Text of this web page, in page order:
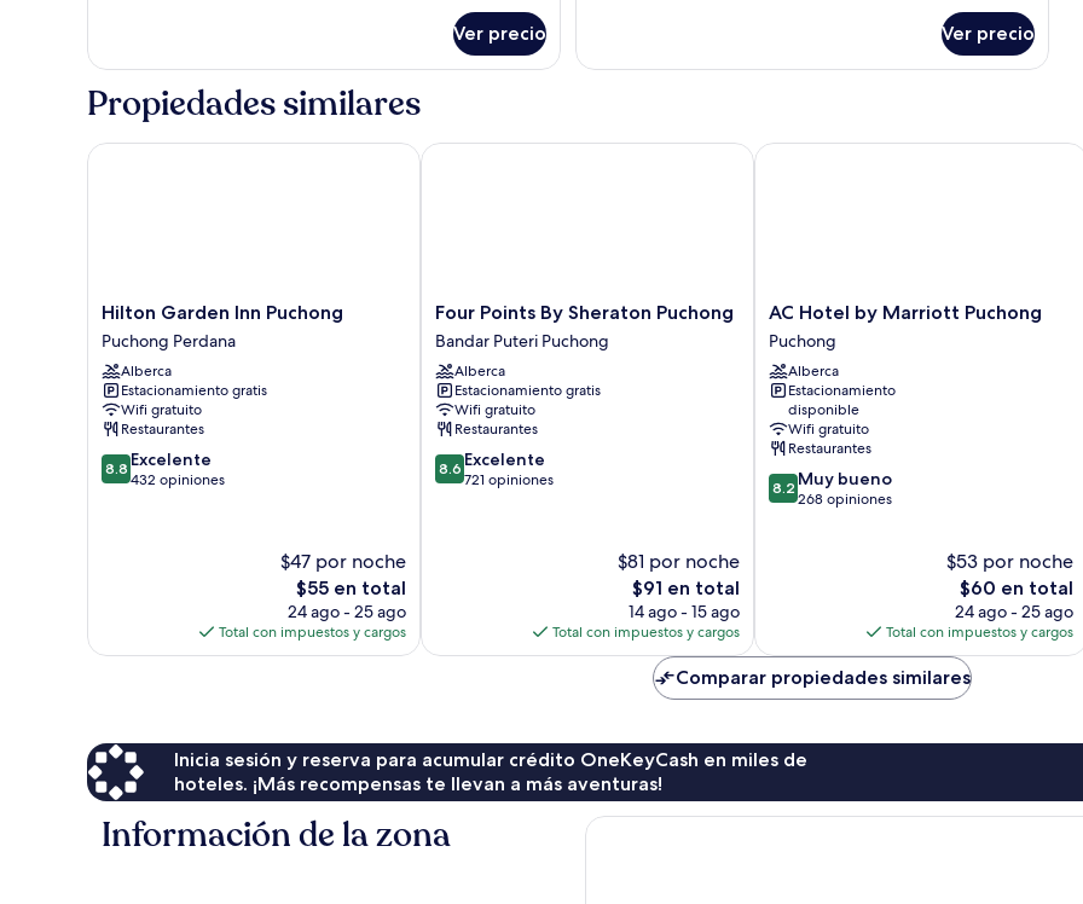
smoking
Room
Non
smoking
Ver precio
Deluxe
Ver precio
Propiedades similares
Hilton
Garden
Inn
Puchong
Puchong
Perdana
Hilton Garden Inn Puchong
Puchong Perdana
Alberca
Estacionamiento gratis
Wifi gratuito
Restaurantes
8.8
de
8.8 Excelente
432 opiniones
$47 por noche
El
precio
actual
es
$55 en total
24 ago - 25 ago
Total con impuestos y cargos
Hilton Garden Inn Puchong
Four
Points
By
Sheraton
Puchong
Bandar
Puteri
Puchong
Four Points By Sheraton Puchong
Bandar Puteri Puchong
Alberca
Estacionamiento gratis
Wifi gratuito
Restaurantes
8.6
de
8.6 Excelente
721 opiniones
$81 por noche
El
precio
actual
es
$91
$91 en total
14 ago - 15 ago
Total con impuestos y cargos
Four Points By Sheraton Puchong
AC
Hotel
by
Marriott
Puchong
Puchong
AC Hotel by Marriott Puchong
Puchong
Alberca
Estacionamiento
disponible
Wifi gratuito
Restaurantes
8.2
de
8.2 Muy bueno
268 opiniones
$53 por noche
El
precio
actual
es
de
$60
$60 en total
24 ago - 25 ago
Total con impuestos y cargos
AC Hotel by Marriott Puchong
Comparar propiedades similares
Inicia sesión y reserva para acumular crédito OneKeyCash en miles de
hoteles. ¡Más recompensas te llevan a más aventuras!
Información de la zona